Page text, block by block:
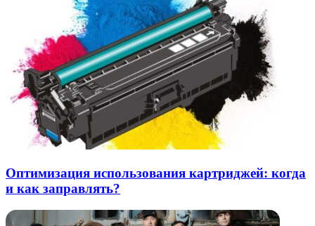
Оптимизация использования картриджей: когда
и как заправлять?